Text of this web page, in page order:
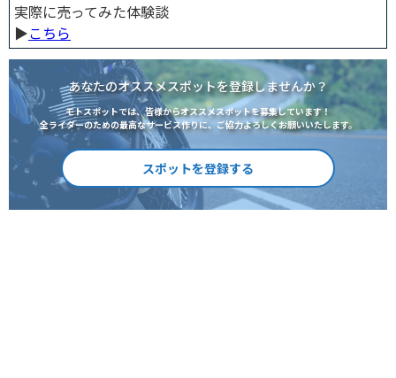
実際に売ってみた体験談
▶︎こちら
あなたのオススメスポットを登録しませんか？
モトスポットでは、皆様からオススメスポットを募集しています！
全ライダーのための最高なサービス作りに、ご協力よろしくお願いいたします。
スポットを登録する